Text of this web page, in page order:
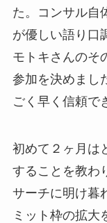
た。コンサル
が優しい語り口
モトキさんの
参加を決めまし
ごく早く信頼で
初めて２ヶ月は
することを教わ
サーチに明け暮
ミット枠の拡大